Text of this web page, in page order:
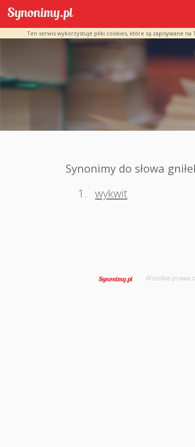
Ten serwis wykorzystuje pliki cookies, które są zapisywane
Synonimy do słowa
1. wykwit
Wszelkie prawa